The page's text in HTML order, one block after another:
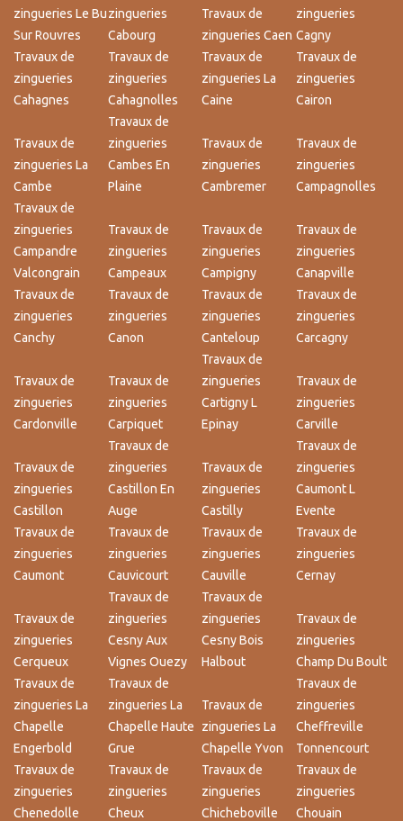
zingueries Le Bu
Sur Rouvres
zingueries
Cabourg
Travaux de
zingueries Caen
zingueries
Cagny
Travaux de
zingueries
Cahagnes
Travaux de
zingueries
Cahagnolles
Travaux de
zingueries La
Caine
Travaux de
zingueries
Cairon
Travaux de
zingueries La
Cambe
Travaux de
zingueries
Cambes En
Plaine
Travaux de
zingueries
Cambremer
Travaux de
zingueries
Campagnolles
Travaux de
zingueries
Campandre
Valcongrain
Travaux de
zingueries
Campeaux
Travaux de
zingueries
Campigny
Travaux de
zingueries
Canapville
Travaux de
zingueries
Canchy
Travaux de
zingueries
Canon
Travaux de
zingueries
Canteloup
Travaux de
zingueries
Carcagny
Travaux de
zingueries
Cardonville
Travaux de
zingueries
Carpiquet
Travaux de
zingueries
Cartigny L
Epinay
Travaux de
zingueries
Carville
Travaux de
zingueries
Castillon
Travaux de
zingueries
Castillon En
Auge
Travaux de
zingueries
Castilly
Travaux de
zingueries
Caumont L
Evente
Travaux de
zingueries
Caumont
Travaux de
zingueries
Cauvicourt
Travaux de
zingueries
Cauville
Travaux de
zingueries
Cernay
Travaux de
zingueries
Cerqueux
Travaux de
zingueries
Cesny Aux
Vignes Ouezy
Travaux de
zingueries
Cesny Bois
Halbout
Travaux de
zingueries
Champ Du Boult
Travaux de
zingueries La
Chapelle
Engerbold
Travaux de
zingueries La
Chapelle Haute
Grue
Travaux de
zingueries La
Chapelle Yvon
Travaux de
zingueries
Cheffreville
Tonnencourt
Travaux de
zingueries
Chenedolle
Travaux de
zingueries
Cheux
Travaux de
zingueries
Chicheboville
Travaux de
zingueries
Chouain